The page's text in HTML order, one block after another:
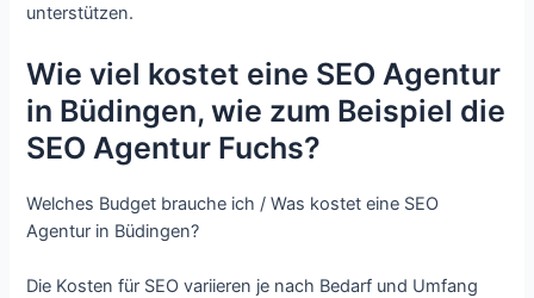
unterstützen.
Wie viel kostet eine SEO Agentur
in Büdingen, wie zum Beispiel die
SEO Agentur Fuchs?
Welches Budget brauche ich / Was kostet eine SEO
Agentur in Büdingen?
Die Kosten für SEO variieren je nach Bedarf und Umfang